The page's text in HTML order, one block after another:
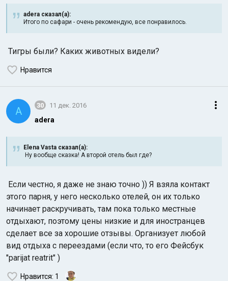
adera сказал(а):
Итого по сафари - очень рекомендую, все понравилось.
Тигры были? Каких животных видели?
Нравится
A 30 11 дек. 2016
adera
Elena Vasta сказал(а):
Ну вообще сказка! А второй отель был где?
Если честно, я даже не знаю точно )) Я взяла контакт
этого парня, у него несколько отелей, он их только
начинает раскручивать, там пока только местные
отдыхают, поэтому цены низкие и для иностранцев
сделает все за хорошие отзывы. Организует любой
вид отдыха с переездами (если что, то его Фейсбук
"parijat reatrit" )
Нравится: 1